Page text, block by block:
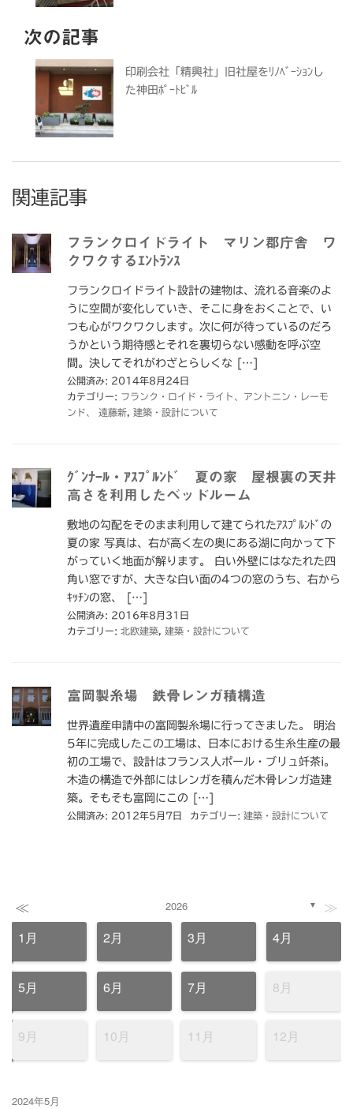
次の記事
印刷会社「精興社」旧社屋をﾘﾉﾍﾞｰｼｮﾝし
た神田ﾎﾟｰﾄﾋﾞﾙ
関連記事
フランクロイドライト マリン郡庁舎 ワ
クワクするｴﾝﾄﾗﾝｽ
フランクロイドライト設計の建物は、流れる音楽のよ
うに空間が変化していき、そこに身をおくことで、い
つも心がワクワクします。次に何が待っているのだろ
うかという期待感とそれを裏切らない感動を呼ぶ空
間。決してそれがわざとらしくな […]
公開済み: 2014年8月24日
カテゴリー: フランク・ロイド・ライト、アントニン・レーモ
ンド、 遠藤新
建築・設計について
ｸﾞﾝﾅｰﾙ・ｱｽﾌﾟﾙﾝﾄﾞ 夏の家 屋根裏の天井
高さを利用したベッドルーム
敷地の勾配をそのまま利用して建てられたｱｽﾌﾟﾙﾝﾄﾞの
夏の家 写真は、右が高く左の奥にある湖に向かって下
がっていく地面が解ります。 白い外壁にはなたれた四
角い窓ですが、大きな白い面の4つの窓のうち、右から
ｷｯﾁﾝの窓、 […]
公開済み: 2016年8月31日
カテゴリー: 北欧建築 建築・設計について
富岡製糸場 鉄骨レンガ積構造
世界遺産申請中の富岡製糸場に行ってきました。 明治
5年に完成したこの工場は、日本における生糸生産の最
初の工場で、設計はフランス人ポール・ブリュ竏茶i。
木造の構造で外部にはレンガを積んだ木骨レンガ造建
築。そもそも富岡にこの […]
公開済み: 2012年5月7日 カテゴリー: 建築・設計について
≪ 2026 ▼ ≫
1月 2月 3月 4月
5月 6月 7月 8月
9月 10月 11月 12月
2024年5月